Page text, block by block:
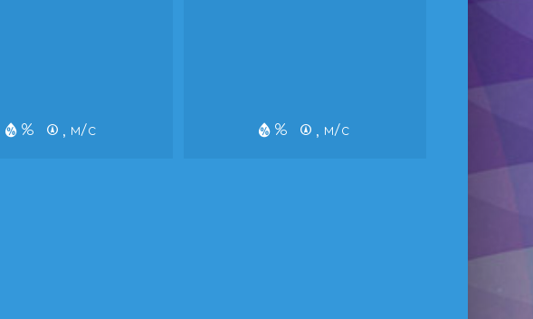
% , м/с % , м/с